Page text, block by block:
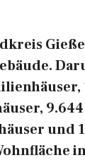
9.644
und